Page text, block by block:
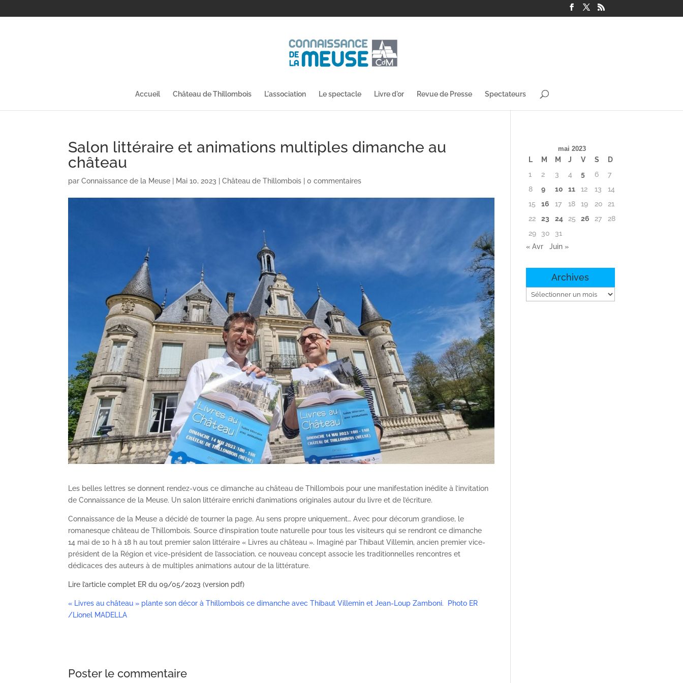
Accueil Château de Thillombois L'association Le spectacle Livre d'or Revue de Presse Spectateurs
Salon littéraire et animations multiples dimanche au
château
parConnaissance de la Meuse | Mai 10, 2023 |Château de Thillombois |0 commentaires
Les belles lettres se donnent rendez-vous ce dimanche au château de Thillombois pour une manifestation inédite à l’invitation
de Connaissance de la Meuse. Un salon littéraire enrichi d’animations originales autour du livre et de l’écriture.
Connaissance de la Meuse a décidé de tourner la page. Au sens propre uniquement… Avec pour décorum grandiose, le
romanesque château de Thillombois. Source d’inspiration toute naturelle pour tous les visiteurs qui se rendront ce dimanche
14 mai de 10 h à 18 h au tout premier salon littéraire « Livres au château ». Imaginé par Thibaut Villemin, ancien premier vice-
président de la Région et vice-président de l’association, ce nouveau concept associe les traditionnelles rencontres et
dédicaces des auteurs à de multiples animations autour de la littérature.
Lire l’article complet ER du 09/05/2023 (version pdf)
« Livres au château » plante son décor à Thillombois ce dimanche avec Thibaut Villemin et Jean-Loup Zamboni. Photo ER
/Lionel MADELLA
Poster le commentaire
mai 2023
L M M J V S
D
1
2 3 4 5 6
7
8
9 10 11 12 13
14
15
16 17 18 19 20
21
22
23 24 25 26 27
28
29
30
31
« Avr
Juin »
Archives
Archives